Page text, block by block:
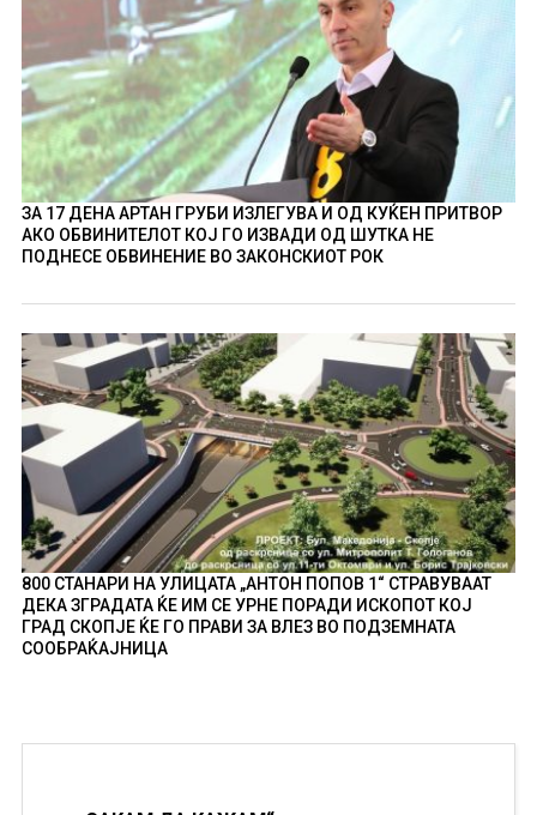
ЗА 17 ДЕНА АРТАН ГРУБИ ИЗЛЕГУВА И ОД КУЌЕН ПРИТВОР
АКО ОБВИНИТЕЛОТ КОЈ ГО ИЗВАДИ ОД ШУТКА НЕ
ПОДНЕСЕ ОБВИНЕНИЕ ВО ЗАКОНСКИОТ РОК
800 СТАНАРИ НА УЛИЦАТА „АНТОН ПОПОВ 1“ СТРАВУВААТ
ДЕКА ЗГРАДАТА ЌЕ ИМ СЕ УРНЕ ПОРАДИ ИСКОПОТ КОЈ
ГРАД СКОПЈЕ ЌЕ ГО ПРАВИ ЗА ВЛЕЗ ВО ПОДЗЕМНАТА
СООБРАЌАЈНИЦА